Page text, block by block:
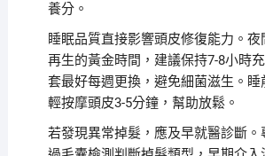
養分。
睡眠品質直接影響頭皮修復能力。
再生的黃金時間，建議保持7-8小時
套最好每週更換，避免細菌滋生。
輕按摩頭皮3-5分鐘，幫助放鬆。
若發現異常掉髮，應及早就醫診斷。